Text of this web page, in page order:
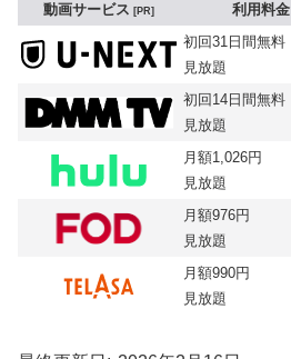
動画サービス PR 利用料金
初回31日間無料
見放題
初回14日間無料
見放題
月額1,026円
見放題
月額976円
見放題
月額990円
見放題